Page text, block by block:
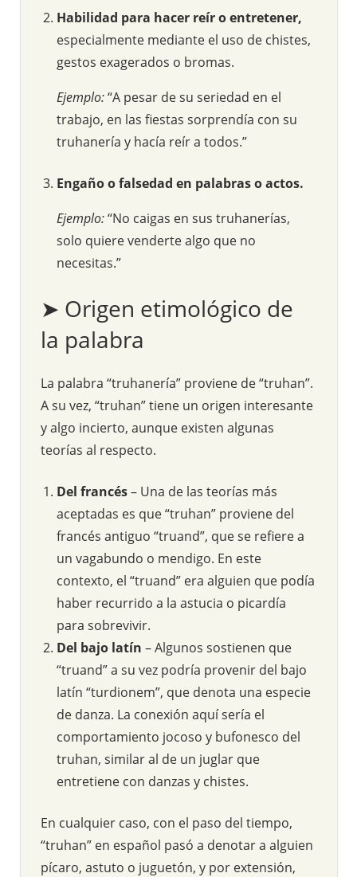
Habilidad para hacer reír o entretener,
especialmente mediante el uso de chistes,
gestos exagerados o bromas.
Ejemplo:“A pesar de su seriedad en el
trabajo, en las fiestas sorprendía con su
truhanería y hacía reír a todos.”
Engaño o falsedad en palabras o actos.
Ejemplo:“No caigas en sus truhanerías,
solo quiere venderte algo que no
necesitas.”
➤ Origen etimológico de
la palabra
La palabra “truhanería” proviene de “truhan”.
A su vez, “truhan” tiene un origen interesante
y algo incierto, aunque existen algunas
teorías al respecto.
Del francés– Una de las teorías más
aceptadas es que “truhan” proviene del
francés antiguo “truand”, que se refiere a
un vagabundo o mendigo. En este
contexto, el “truand” era alguien que podía
haber recurrido a la astucia o picardía
para sobrevivir.
Del bajo latín – Algunos sostienen que
“truand” a su vez podría provenir del bajo
latín “turdionem”, que denota una especie
de danza. La conexión aquí sería el
comportamiento jocoso y bufonesco del
truhan, similar al de un juglar que
entretiene con danzas y chistes.
En cualquier caso, con el paso del tiempo,
“truhan” en español pasó a denotar a alguien
pícaro, astuto o juguetón, y por extensión,